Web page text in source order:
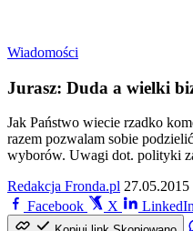
Wiadomości
Jurasz: Duda a wielki
Jak Państwo wiecie rzadko
razem pozwalam sobie
wyborów. Uwagi dot. polityki
Redakcja Fronda.pl 27.05.2015
Facebook
X